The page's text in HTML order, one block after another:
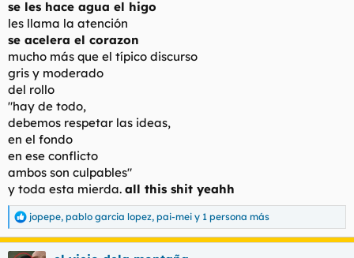
se les hace agua el higo
les llama la atención
se acelera el corazon
mucho más que el típico discurso
gris y moderado
del rollo
"hay de todo,
debemos respetar las ideas,
en el fondo
en ese conflicto
ambos son culpables"
y toda esta mierda. all this shit yeahh
R
e
a
jopepe, pablo garcia lopez, pai-mei y 1 persona más